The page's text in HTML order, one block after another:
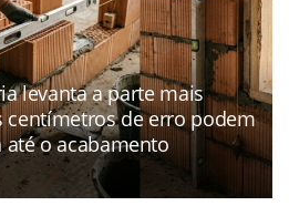
levanta a parte mais
centímetros de erro podem
o acabamento